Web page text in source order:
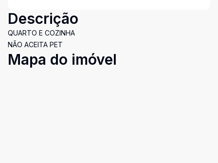
Descrição
QUARTO E COZINHA
NÃO ACEITA PET
Mapa do imóvel